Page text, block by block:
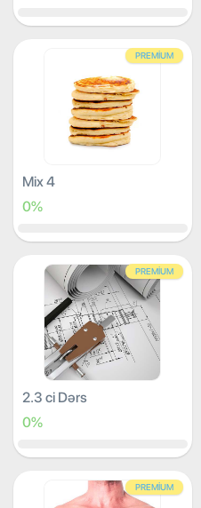
PREMIUM
Mix 4
0%
PREMIUM
2.3 ci Dərs
0%
PREMIUM